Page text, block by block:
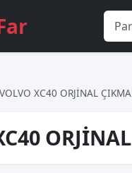
VOLVO XC40 ORJİNAL